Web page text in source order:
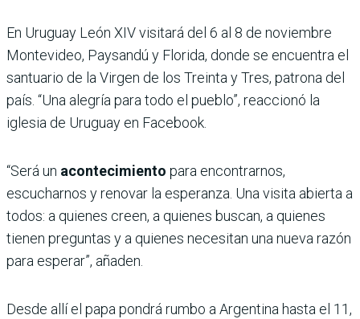
En Uruguay León XIV visitará del 6 al 8 de noviembre
Montevideo, Paysandú y Florida, donde se encuentra el
santuario de la Virgen de los Treinta y Tres, patrona del
país. “Una alegría para todo el pueblo”, reaccionó la
iglesia de Uruguay en Facebook.
“Será un acontecimiento para encontrarnos,
escucharnos y renovar la esperanza. Una visita abierta a
todos: a quienes creen, a quienes buscan, a quienes
tienen preguntas y a quienes necesitan una nueva razón
para esperar”, añaden.
Desde allí el papa pondrá rumbo a Argentina hasta el 11,